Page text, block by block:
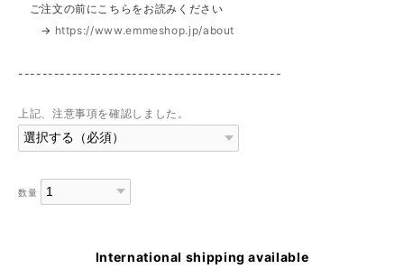
ご注文の前にこちらをお読みください
→ https://www.emmeshop.jp/about
--------------------------------------------
上記、注意事項を確認しました。
数量
International shipping available